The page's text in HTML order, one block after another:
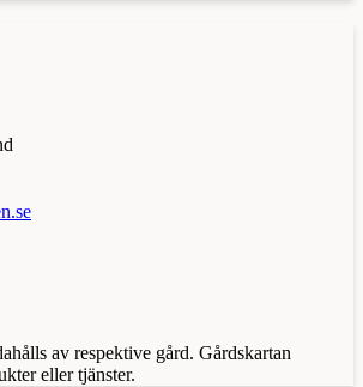
av respektive gård. Gårdskartan
eller tjänster.